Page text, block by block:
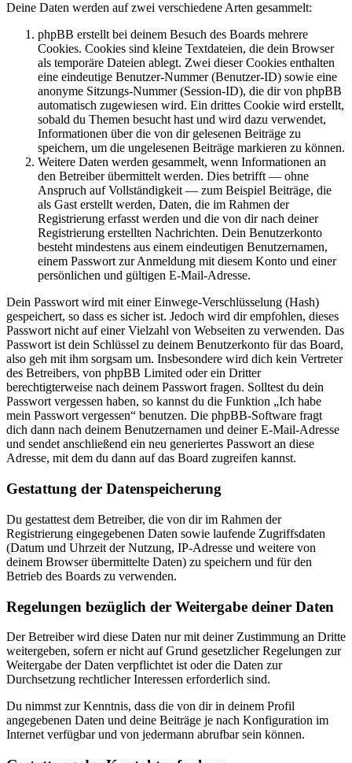
Deine Daten werden auf zwei verschiedene Arten gesammelt:
phpBB erstellt bei deinem Besuch des Boards mehrere
Cookies. Cookies sind kleine Textdateien, die dein Browser
als temporäre Dateien ablegt. Zwei dieser Cookies enthalten
eine eindeutige Benutzer-Nummer (Benutzer-ID) sowie eine
anonyme Sitzungs-Nummer (Session-ID), die dir von phpBB
automatisch zugewiesen wird. Ein drittes Cookie wird erstellt,
sobald du Themen besucht hast und wird dazu verwendet,
Informationen über die von dir gelesenen Beiträge zu
speichern, um die ungelesenen Beiträge markieren zu können.
Weitere Daten werden gesammelt, wenn Informationen an
den Betreiber übermittelt werden. Dies betrifft — ohne
Anspruch auf Vollständigkeit — zum Beispiel Beiträge, die
als Gast erstellt werden, Daten, die im Rahmen der
Registrierung erfasst werden und die von dir nach deiner
Registrierung erstellten Nachrichten. Dein Benutzerkonto
besteht mindestens aus einem eindeutigen Benutzernamen,
einem Passwort zur Anmeldung mit diesem Konto und einer
persönlichen und gültigen E-Mail-Adresse.
Dein Passwort wird mit einer Einwege-Verschlüsselung (Hash)
gespeichert, so dass es sicher ist. Jedoch wird dir empfohlen, dieses
Passwort nicht auf einer Vielzahl von Webseiten zu verwenden. Das
Passwort ist dein Schlüssel zu deinem Benutzerkonto für das Board,
also geh mit ihm sorgsam um. Insbesondere wird dich kein Vertreter
des Betreibers, von phpBB Limited oder ein Dritter
berechtigterweise nach deinem Passwort fragen. Solltest du dein
Passwort vergessen haben, so kannst du die Funktion „Ich habe
mein Passwort vergessen“ benutzen. Die phpBB-Software fragt
dich dann nach deinem Benutzernamen und deiner E-Mail-Adresse
und sendet anschließend ein neu generiertes Passwort an diese
Adresse, mit dem du dann auf das Board zugreifen kannst.
Gestattung der Datenspeicherung
Du gestattest dem Betreiber, die von dir im Rahmen der
Registrierung eingegebenen Daten sowie laufende Zugriffsdaten
(Datum und Uhrzeit der Nutzung, IP-Adresse und weitere von
deinem Browser übermittelte Daten) zu speichern und für den
Betrieb des Boards zu verwenden.
Regelungen bezüglich der Weitergabe deiner Daten
Der Betreiber wird diese Daten nur mit deiner Zustimmung an Dritte
weitergeben, sofern er nicht auf Grund gesetzlicher Regelungen zur
Weitergabe der Daten verpflichtet ist oder die Daten zur
Durchsetzung rechtlicher Interessen erforderlich sind.
Du nimmst zur Kenntnis, dass die von dir in deinem Profil
angegebenen Daten und deine Beiträge je nach Konfiguration im
Internet verfügbar und von jedermann abrufbar sein können.